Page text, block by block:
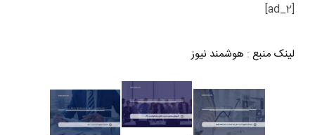
[ad_2]
لینک منبع : هوشمند نیوز